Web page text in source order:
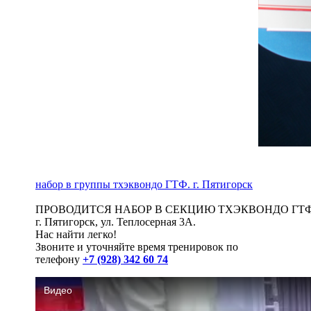
набор в группы тхэквондо ГТФ. г. Пятигорск
ПРОВОДИТСЯ НАБОР В СЕКЦИЮ ТХЭКВОНДО
г. Пятигорск, ул. Теплосерная 3А.
Нас найти легко!
Звоните и уточняйте время тренировок по
телефону +7 (928) 342 60 74